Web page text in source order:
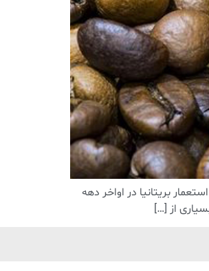
بریتانیا در اواخر دهه
از […]